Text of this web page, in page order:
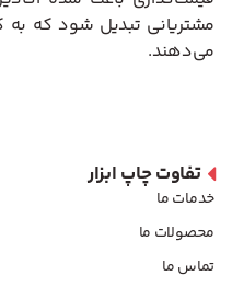
مشتریانی تبدیل شود که به
می‌دهند.
تفاوت چاپ ابزار
خدمات ما
محصولات ما
تماس ما